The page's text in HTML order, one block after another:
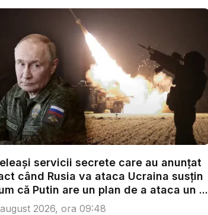
servicii secrete care au anunțat
când Rusia va ataca Ucraina susțin
că Putin are un plan de a ataca un ...
2026, ora 09:48